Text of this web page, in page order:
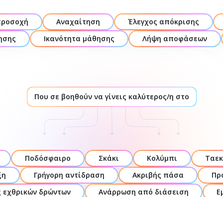
Αναχαίτηση
Έλεγχος απόκρισης
Ικανότητα μάθησης Λήψη αποφάσεων
Που σε βοηθούν να γίνεις καλύτερος/η στο
Ποδόσφαιρο Σκάκι Κολύμπι
Γρήγορη αντίδραση Ακριβής πάσα
εχθρικών δρώντων
Ανάρρωση από διάσειση